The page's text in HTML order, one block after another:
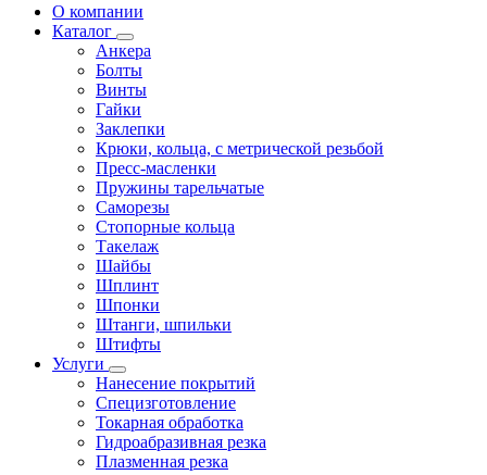
О компании
Каталог
Анкера
Болты
Винты
Гайки
Заклепки
Крюки, кольца, с метрической резьбой
Пресс-масленки
Пружины тарельчатые
Саморезы
Стопорные кольца
Такелаж
Шайбы
Шплинт
Шпонки
Штанги, шпильки
Штифты
Услуги
Нанесение покрытий
Специзготовление
Токарная обработка
Гидроабразивная резка
Плазменная резка